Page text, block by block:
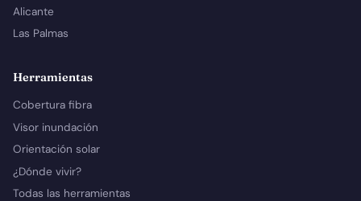
Alicante
Las Palmas
Herramientas
Cobertura fibra
Visor inundación
Orientación solar
¿Dónde vivir?
Todas las herramientas